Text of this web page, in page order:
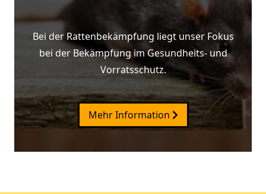
Bei der Rattenbekämpfung liegt unser Fokus
bei der Bekämpfung im Gesundheits- und
Vorratsschutz.
Mehr Information